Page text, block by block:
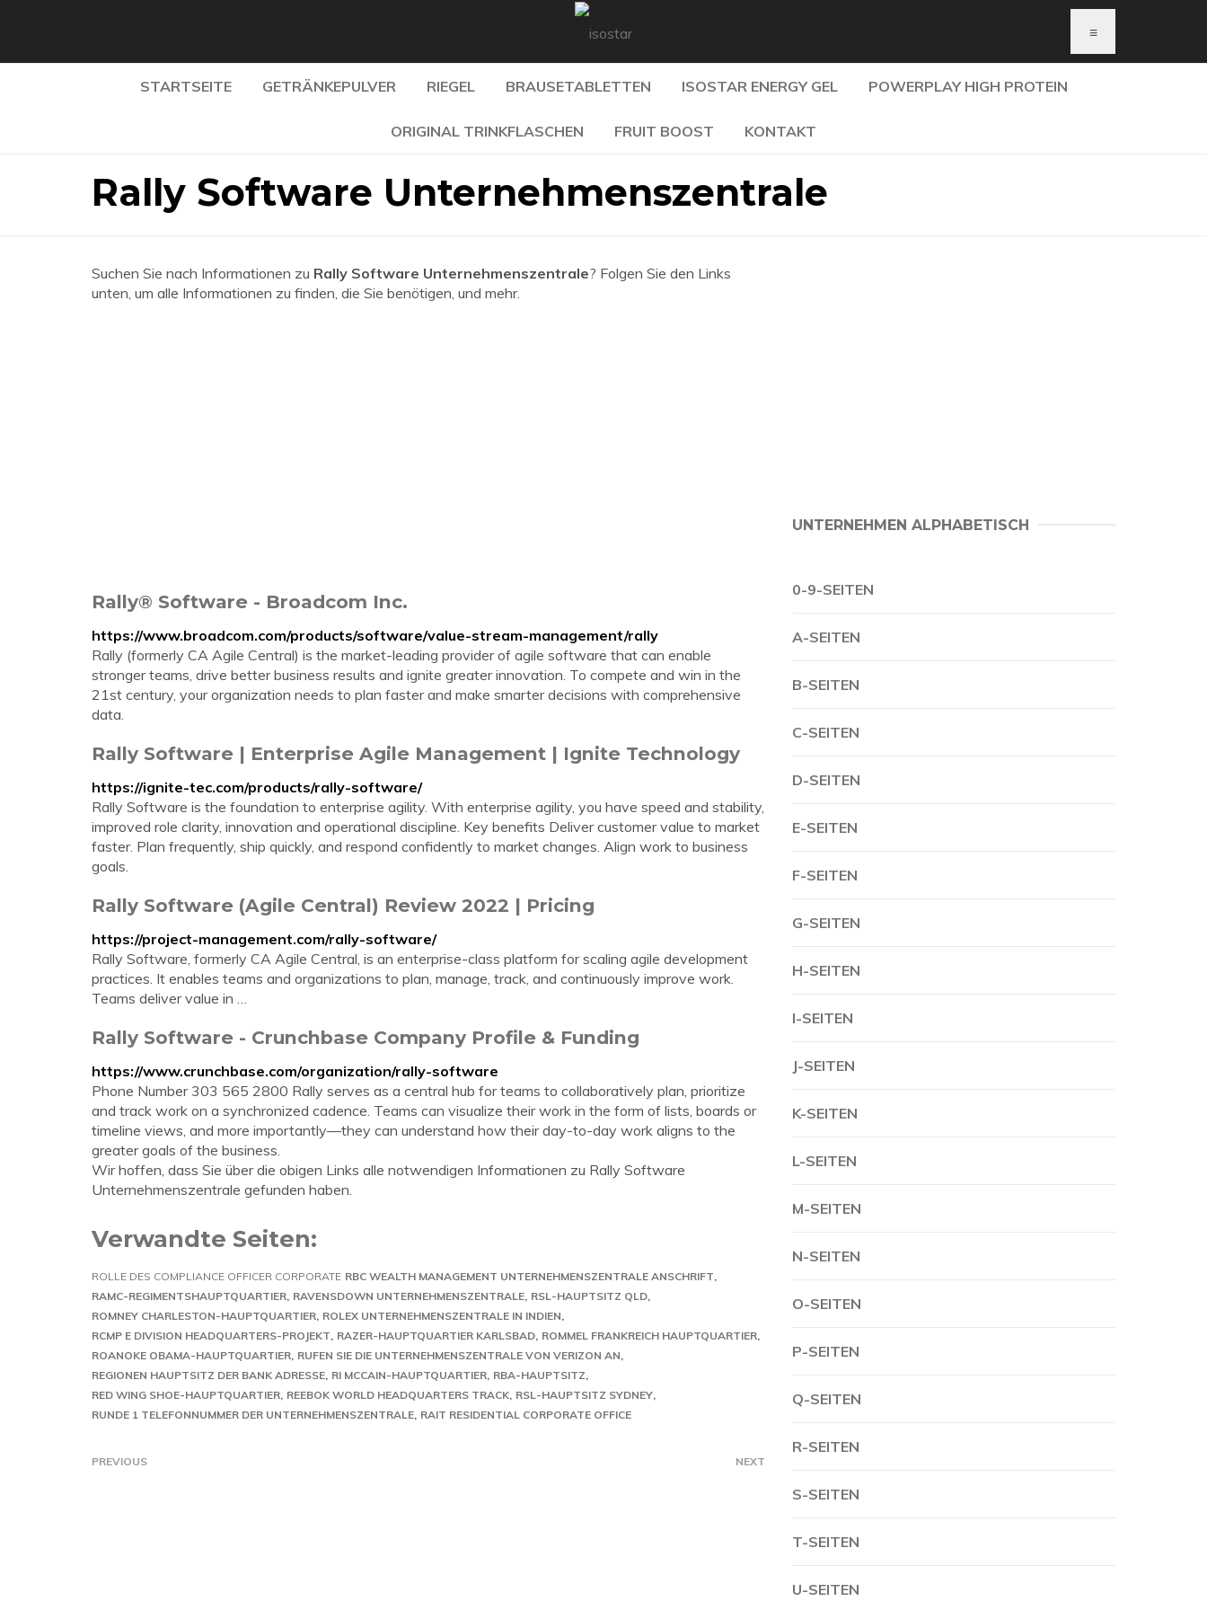
≡
STARTSEITE GETRÄNKEPULVER RIEGEL BRAUSETABLETTEN ISOSTAR ENERGY GEL POWERPLAY HIGH PROTEIN
ORIGINAL TRINKFLASCHEN FRUIT BOOST KONTAKT
Rally Software Unternehmenszentrale
Suchen Sie nach Informationen zu Rally Software Unternehmenszentrale? Folgen Sie den Links
unten, um alle Informationen zu finden, die Sie benötigen, und mehr.
Rally® Software - Broadcom Inc.
https://www.broadcom.com/products/software/value-stream-management/rally
Rally (formerly CA Agile Central) is the market-leading provider of agile software that can enable
stronger teams, drive better business results and ignite greater innovation. To compete and win in the
21st century, your organization needs to plan faster and make smarter decisions with comprehensive
data.
Rally Software | Enterprise Agile Management | Ignite Technology
https://ignite-tec.com/products/rally-software/
Rally Software is the foundation to enterprise agility. With enterprise agility, you have speed and stability,
improved role clarity, innovation and operational discipline. Key benefits Deliver customer value to market
faster. Plan frequently, ship quickly, and respond confidently to market changes. Align work to business
goals.
Rally Software (Agile Central) Review 2022 | Pricing
https://project-management.com/rally-software/
Rally Software, formerly CA Agile Central, is an enterprise-class platform for scaling agile development
practices. It enables teams and organizations to plan, manage, track, and continuously improve work.
Teams deliver value in …
Rally Software - Crunchbase Company Profile & Funding
https://www.crunchbase.com/organization/rally-software
Phone Number 303 565 2800 Rally serves as a central hub for teams to collaboratively plan, prioritize
and track work on a synchronized cadence. Teams can visualize their work in the form of lists, boards or
timeline views, and more importantly—they can understand how their day-to-day work aligns to the
greater goals of the business.
Wir hoffen, dass Sie über die obigen Links alle notwendigen Informationen zu Rally Software
Unternehmenszentrale gefunden haben.
Verwandte Seiten:
ROLLE DES COMPLIANCE OFFICER CORPORATE RBC WEALTH MANAGEMENT UNTERNEHMENSZENTRALE ANSCHRIFT
RAMC-REGIMENTSHAUPTQUARTIER RAVENSDOWN UNTERNEHMENSZENTRALE RSL-HAUPTSITZ QLD
ROMNEY CHARLESTON-HAUPTQUARTIER ROLEX UNTERNEHMENSZENTRALE IN INDIEN
RCMP E DIVISION HEADQUARTERS-PROJEKT RAZER-HAUPTQUARTIER KARLSBAD ROMMEL FRANKREICH HAUPTQUARTIER
ROANOKE OBAMA-HAUPTQUARTIER RUFEN SIE DIE UNTERNEHMENSZENTRALE VON VERIZON AN
REGIONEN HAUPTSITZ DER BANK ADRESSE RI MCCAIN-HAUPTQUARTIER RBA-HAUPTSITZ
RED WING SHOE-HAUPTQUARTIER REEBOK WORLD HEADQUARTERS TRACK RSL-HAUPTSITZ SYDNEY
RUNDE 1 TELEFONNUMMER DER UNTERNEHMENSZENTRALE RAIT RESIDENTIAL CORPORATE OFFICE
PREVIOUS NEXT
UNTERNEHMEN ALPHABETISCH
0-9-SEITEN
A-SEITEN
B-SEITEN
C-SEITEN
D-SEITEN
E-SEITEN
F-SEITEN
G-SEITEN
H-SEITEN
I-SEITEN
J-SEITEN
K-SEITEN
L-SEITEN
M-SEITEN
N-SEITEN
O-SEITEN
P-SEITEN
Q-SEITEN
R-SEITEN
S-SEITEN
T-SEITEN
U-SEITEN